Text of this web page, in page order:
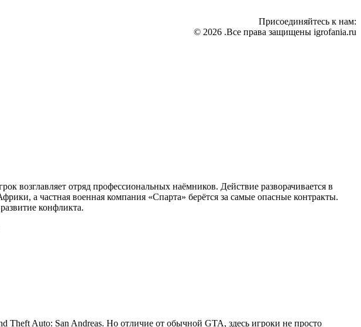
Присоединяйтесь к нам:
© 2026 .Все права защищены igrofania.ru
возглавляет отряд профессиональных наёмников. Действие разворачивается в
а частная военная компания «Спарта» берётся за самые опасные контракты.
конфликта.
Theft Auto: San Andreas. Но отличие от обычной GTA, здесь игроки не просто